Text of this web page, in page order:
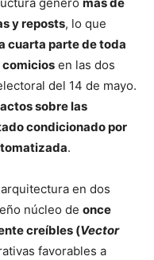
y reposts, lo que
cuarta parte de toda
comicios en las dos
del 14 de mayo.
sobre las
condicionado por
.
en dos
núcleo de once
creíbles (Vector
favorables a